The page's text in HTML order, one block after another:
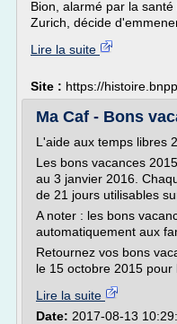
Bion, alarmé par la
Zurich, décide
Lire la suite
Site : https://
Ma Caf - Bons
L'aide aux temps libres
Les bons vacances
au 3 janvier 2016.
de 21 jours utilisables
A noter : les bons
automatiquement aux
Retournez vos bons
le 15 octobre 2015 pour
Lire la suite
Date: 2017-08-13